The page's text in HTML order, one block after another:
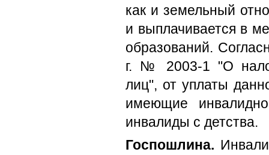
как и земельный
и выплачивается в
образований.
г. № 2003-1 "О
лиц", от уплаты
имеющие
инвалиды с детства.
Госпошлина.